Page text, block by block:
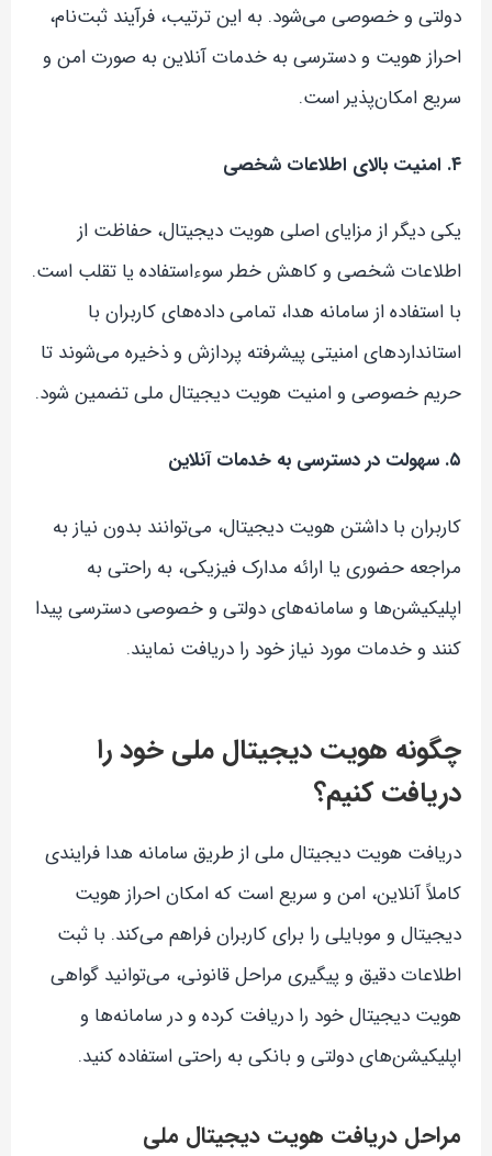
دولتی و خصوصی می‌شود. به این ترتیب، فرآیند ثبت‌نام،
احراز هویت و دسترسی به خدمات آنلاین به صورت امن و
سریع امکان‌پذیر است.
۴. امنیت بالای اطلاعات شخصی
یکی دیگر از مزایای اصلی هویت دیجیتال، حفاظت از
اطلاعات شخصی و کاهش خطر سوءاستفاده یا تقلب است.
با استفاده از سامانه هدا، تمامی داده‌های کاربران با
استانداردهای امنیتی پیشرفته پردازش و ذخیره می‌شوند تا
حریم خصوصی و امنیت هویت دیجیتال ملی تضمین شود.
۵. سهولت در دسترسی به خدمات آنلاین
کاربران با داشتن هویت دیجیتال، می‌توانند بدون نیاز به
مراجعه حضوری یا ارائه مدارک فیزیکی، به راحتی به
اپلیکیشن‌ها و سامانه‌های دولتی و خصوصی دسترسی پیدا
کنند و خدمات مورد نیاز خود را دریافت نمایند.
چگونه هویت دیجیتال ملی خود را
دریافت کنیم؟
دریافت هویت دیجیتال ملی از طریق سامانه هدا فرایندی
کاملاً آنلاین، امن و سریع است که امکان احراز هویت
دیجیتال و موبایلی را برای کاربران فراهم می‌کند. با ثبت
اطلاعات دقیق و پیگیری مراحل قانونی، می‌توانید گواهی
هویت دیجیتال خود را دریافت کرده و در سامانه‌ها و
اپلیکیشن‌های دولتی و بانکی به راحتی استفاده کنید.
مراحل دریافت هویت دیجیتال ملی